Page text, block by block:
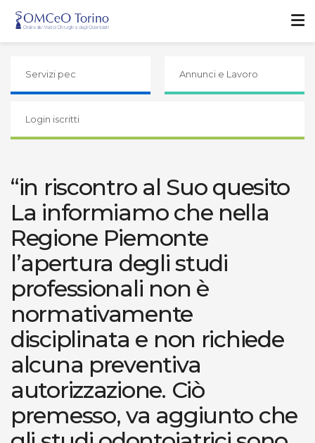
Servizi pec Annunci e Lavoro
Login iscritti
“in riscontro al Suo quesito
La informiamo che nella
Regione Piemonte
l’apertura degli studi
professionali non è
normativamente
disciplinata e non richiede
alcuna preventiva
autorizzazione. Ciò
premesso, va aggiunto che